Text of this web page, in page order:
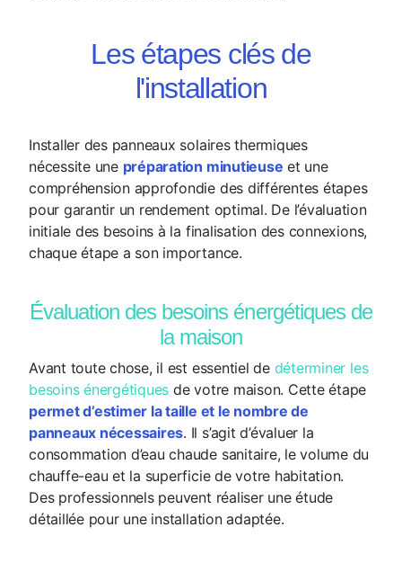
Les étapes clés de
l'installation
Installer des panneaux solaires thermiques
nécessite une préparation minutieuse et une
compréhension approfondie des différentes étapes
pour garantir un rendement optimal. De l’évaluation
initiale des besoins à la finalisation des connexions,
chaque étape a son importance.
Évaluation des besoins énergétiques de
la maison
Avant toute chose, il est essentiel de déterminer les
besoins énergétiques de votre maison. Cette étape
permet d’estimer la taille et le nombre de
panneaux nécessaires. Il s’agit d’évaluer la
consommation d’eau chaude sanitaire, le volume du
chauffe-eau et la superficie de votre habitation.
Des professionnels peuvent réaliser une étude
détaillée pour une installation adaptée.